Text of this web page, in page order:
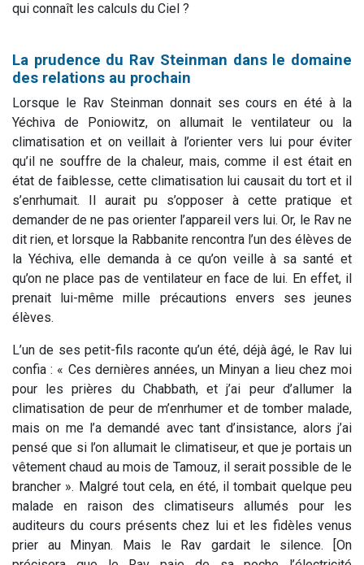
qui connaît les calculs du Ciel ?
La prudence du Rav Steinman dans le domaine
des relations au prochain
Lorsque le Rav Steinman donnait ses cours en été à la
Yéchiva de Poniowitz, on allumait le ventilateur ou la
climatisation et on veillait à l’orienter vers lui pour éviter
qu’il ne souffre de la chaleur, mais, comme il est était en
état de faiblesse, cette climatisation lui causait du tort et il
s’enrhumait. Il aurait pu s’opposer à cette pratique et
demander de ne pas orienter l’appareil vers lui. Or, le Rav ne
dit rien, et lorsque la Rabbanite rencontra l’un des élèves de
la Yéchiva, elle demanda à ce qu’on veille à sa santé et
qu’on ne place pas de ventilateur en face de lui. En effet, il
prenait lui-même mille précautions envers ses jeunes
élèves.
L’un de ses petit-fils raconte qu’un été, déjà âgé, le Rav lui
confia : « Ces dernières années, un Minyan a lieu chez moi
pour les prières du Chabbath, et j’ai peur d’allumer la
climatisation de peur de m’enrhumer et de tomber malade,
mais on me l’a demandé avec tant d’insistance, alors j’ai
pensé que si l’on allumait le climatiseur, et que je portais un
vêtement chaud au mois de Tamouz, il serait possible de le
brancher ». Malgré tout cela, en été, il tombait quelque peu
malade en raison des climatiseurs allumés pour les
auditeurs du cours présents chez lui et les fidèles venus
prier au Minyan. Mais le Rav gardait le silence. [On